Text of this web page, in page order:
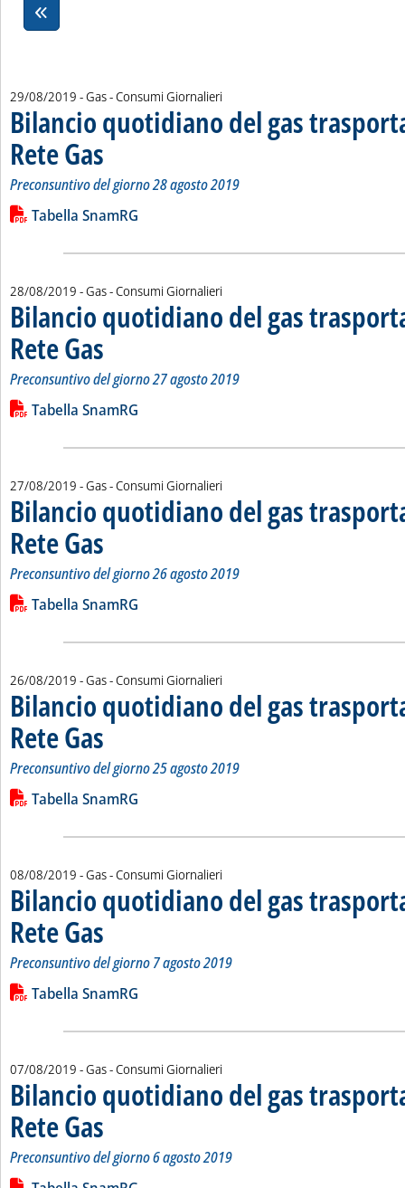
29/08/2019 - Gas - Consumi Giornalieri
Bilancio quotidiano del gas
Rete Gas . Sottotitolo: Preconsuntivo del giorno 28 agosto 2019
. Pubblicata giovedì 29 agosto 2019 alle 13.48.
Preconsuntivo del giorno 28 agosto 2019
Leggi tutta la notizia: 'Bilancio quotidiano del gas
Lista allegati PDF alla notizia
Tabella SnamRG
28/08/2019 - Gas - Consumi Giornalieri
Bilancio quotidiano del gas
Rete Gas . Sottotitolo: Preconsuntivo del giorno 27 agosto 2019
. Pubblicata mercoledì 28 agosto 2019 alle 13.16.
Preconsuntivo del giorno 27 agosto 2019
Leggi tutta la notizia: 'Bilancio quotidiano del gas
Lista allegati PDF alla notizia
Tabella SnamRG
27/08/2019 - Gas - Consumi Giornalieri
Bilancio quotidiano del gas
Rete Gas . Sottotitolo: Preconsuntivo del giorno 26 agosto 2019
. Pubblicata martedì 27 agosto 2019 alle 14.0.
Preconsuntivo del giorno 26 agosto 2019
Leggi tutta la notizia: 'Bilancio quotidiano del gas
Lista allegati PDF alla notizia
Tabella SnamRG
26/08/2019 - Gas - Consumi Giornalieri
Bilancio quotidiano del gas
Rete Gas . Sottotitolo: Preconsuntivo del giorno 25 agosto 2019
. Pubblicata lunedì 26 agosto 2019 alle 15.2.
Preconsuntivo del giorno 25 agosto 2019
Leggi tutta la notizia: 'Bilancio quotidiano del gas
Lista allegati PDF alla notizia
Tabella SnamRG
08/08/2019 - Gas - Consumi Giornalieri
Bilancio quotidiano del gas
Rete Gas . Sottotitolo: Preconsuntivo del giorno 7 agosto 2019
. Pubblicata giovedì 08 agosto 2019 alle 13.27.
Preconsuntivo del giorno 7 agosto 2019
Leggi tutta la notizia: 'Bilancio quotidiano del gas
Lista allegati PDF alla notizia
Tabella SnamRG
07/08/2019 - Gas - Consumi Giornalieri
Bilancio quotidiano del gas
Rete Gas . Sottotitolo: Preconsuntivo del giorno 6 agosto 2019
. Pubblicata mercoledì 07 agosto 2019 alle 13.8.
Preconsuntivo del giorno 6 agosto 2019
Leggi tutta la notizia: 'Bilancio quotidiano del gas